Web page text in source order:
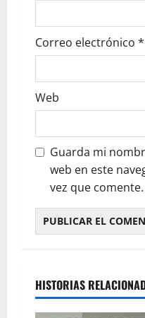
Correo electrónico *
Web
Guarda mi
web en este
vez que comente.
HISTORIAS